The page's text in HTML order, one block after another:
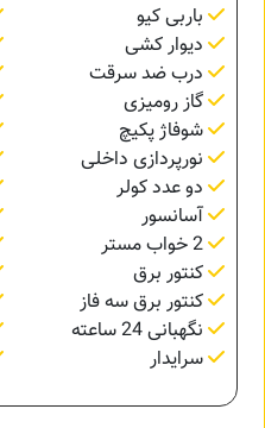
باربی کیو
دیوار کشی
درب ضد سرقت
گاز رومیزی
شوفاژ پکیچ
نورپردازی داخلی
دو عدد کولر
آسانسور
کنتور برق
کنتور برق سه فاز
نگهبانی 24 ساعته
سرایدار